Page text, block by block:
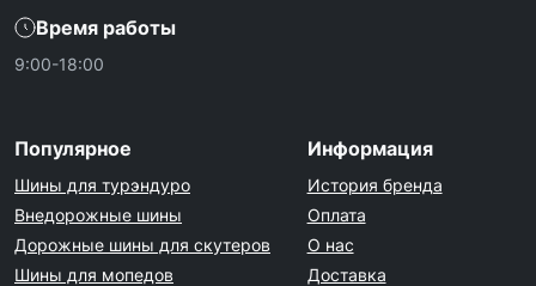
Время работы
9:00-18:00
Популярное
Шины для турэндуро
Внедорожные шины
Дорожные шины для скутеров
Шины для мопедов
Информация
История бренда
Оплата
О нас
Доставка